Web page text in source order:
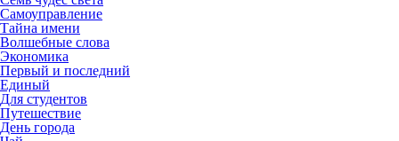
Самоуправление
Тайна имени
Волшебные слова
Экономика
Первый и последний
Единый
Для студентов
Путешествие
День города